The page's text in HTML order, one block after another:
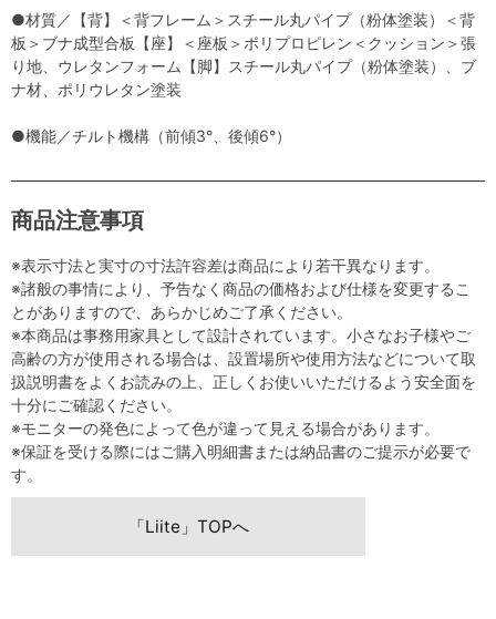
●材質／【背】＜背フレーム＞スチール丸パイプ（粉体塗装）＜背
板＞ブナ成型合板【座】＜座板＞ポリプロピレン＜クッション＞張
り地、ウレタンフォーム【脚】スチール丸パイプ（粉体塗装）、ブ
ナ材、ポリウレタン塗装
●機能／チルト機構（前傾3°、後傾6°）
商品注意事項
※表示寸法と実寸の寸法許容差は商品により若干異なります。
※諸般の事情により、予告なく商品の価格および仕様を変更するこ
とがありますので、あらかじめご了承ください。
※本商品は事務用家具として設計されています。小さなお子様やご
高齢の方が使用される場合は、設置場所や使用方法などについて取
扱説明書をよくお読みの上、正しくお使いいただけるよう安全面を
十分にご確認ください。
※モニターの発色によって色が違って見える場合があります。
※保証を受ける際にはご購入明細書または納品書のご提示が必要で
す。
「Liite」TOPへ